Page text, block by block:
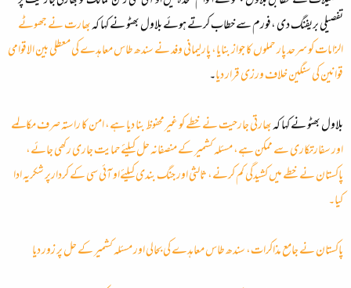
تفصیلی بریفنگ دی ،فورم سے خطاب کرتے ہوئے بلاول بھٹو نے کہا کہبھارت نے جھوٹے
الزامات کو سرحد پار حملوں کا جواز بنایا، پارلیمانی وفد نے سندھ طاس معاہدے کی معطلی بین الاقوامی
قوانین کی سنگین خلاف ورزی قرار دیا۔
بلاول بھٹو نے کہا کہبھارتی جارحیت نے خطے کو غیرمحفوظ بنا دیا ہے، امن کا راستہ صرف مکالمے
اور سفارتکاری سے ممکن ہے، مسئلہ کشمیر کے منصفانہ حل کیلئےحمایت جاری رکھی جائے،
پاکستان نے خطے میں کشیدگی کم کرنے، ثالثی اور جنگ بندی کیلئےاو آئی سی کے کردارپر شکریہ ادا
کیا۔
پاکستان نے جامع مذاکرات، سندھ طاس معاہدے کی بحالی اور مسئلہ کشمیر کے حل پر زور دیا